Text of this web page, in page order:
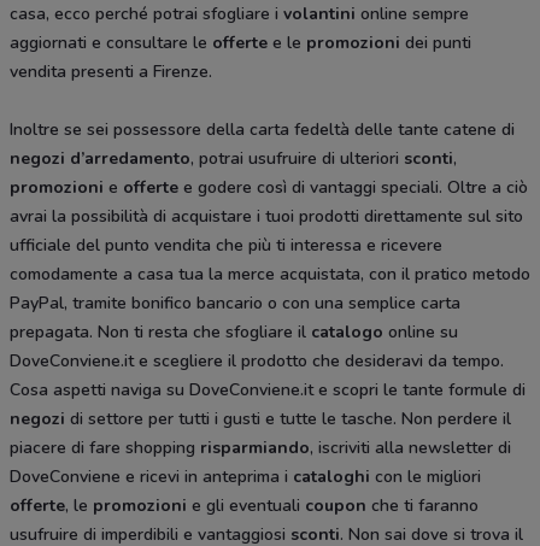
casa, ecco perché potrai sfogliare i volantini online sempre
aggiornati e consultare le offerte e le promozioni dei punti
vendita presenti a Firenze.
Inoltre se sei possessore della carta fedeltà delle tante catene di
negozi d’arredamento, potrai usufruire di ulteriori sconti,
promozioni e offerte e godere così di vantaggi speciali. Oltre a ciò
avrai la possibilità di acquistare i tuoi prodotti direttamente sul sito
ufficiale del punto vendita che più ti interessa e ricevere
comodamente a casa tua la merce acquistata, con il pratico metodo
PayPal, tramite bonifico bancario o con una semplice carta
prepagata. Non ti resta che sfogliare il catalogo online su
DoveConviene.it e scegliere il prodotto che desideravi da tempo.
Cosa aspetti naviga su DoveConviene.it e scopri le tante formule di
negozi di settore per tutti i gusti e tutte le tasche. Non perdere il
piacere di fare shopping risparmiando, iscriviti alla newsletter di
DoveConviene e ricevi in anteprima i cataloghi con le migliori
offerte, le promozioni e gli eventuali coupon che ti faranno
usufruire di imperdibili e vantaggiosi sconti. Non sai dove si trova il